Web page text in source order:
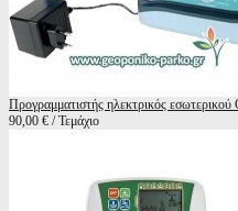
Προγραμματιστής ηλεκτρικός
90,00 € / Τεμάχιο